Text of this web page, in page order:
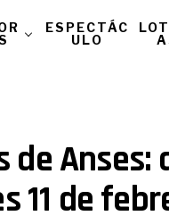
ESPECTÁC
ULO
de Anses:
11 de